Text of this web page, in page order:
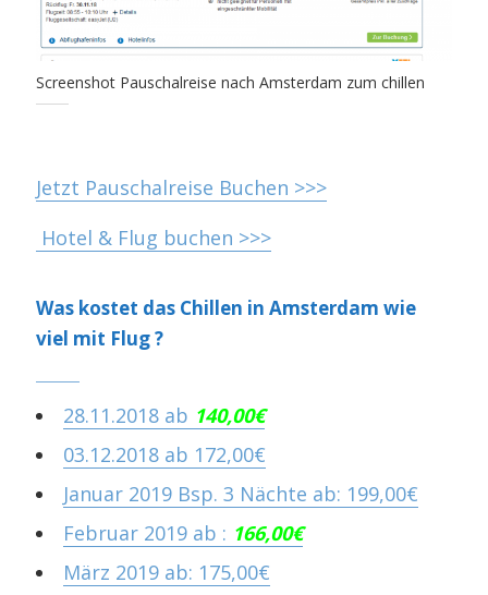
Screenshot Pauschalreise nach Amsterdam zum chillen
Jetzt Pauschalreise Buchen >>>
Hotel & Flug buchen >>>
Was kostet das Chillen in Amsterdam wie
viel mit Flug ?
28.11.2018 ab 140,00€
03.12.2018 ab 172,00€
Januar 2019 Bsp. 3 Nächte ab: 199,00€
Februar 2019 ab : 166,00€
März 2019 ab: 175,00€